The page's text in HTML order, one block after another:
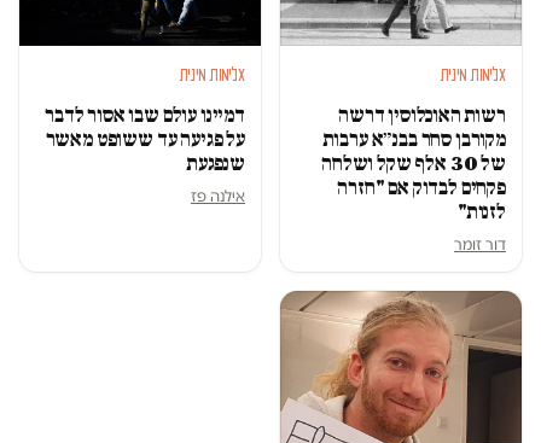
אלימות מינית
רשות האוכלוסין דרשה
מקורבן סחר בבנ״א ערבות
של 30 אלף שקל ושלחה
פקחים לבדוק אם "חזרה
לזנות"
דור זומר
אלימות מינית
דמיינו עולם שבו אסור לדבר
על פגיעה עד ששופט מאשר
שנפגעת
אילנה פז